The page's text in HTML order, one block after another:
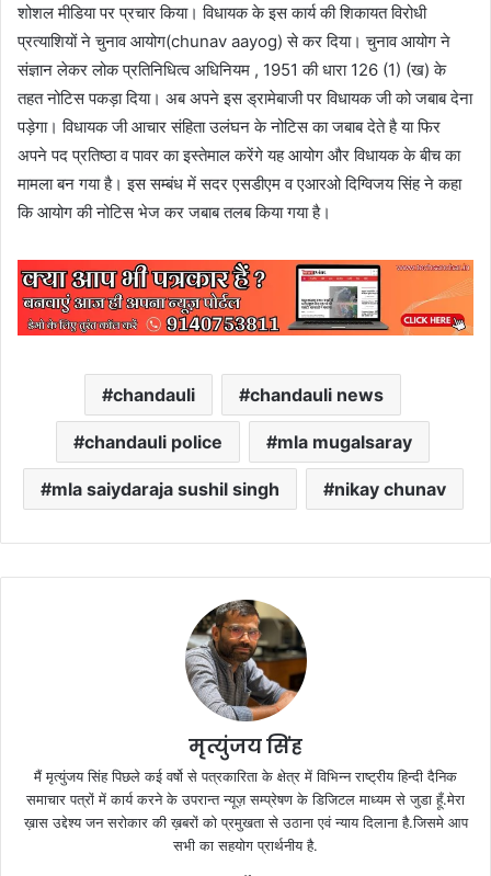
शोशल मीडिया पर प्रचार किया। विधायक के इस कार्य की शिकायत विरोधी
प्रत्याशियों ने चुनाव आयोग(chunav aayog) से कर दिया। चुनाव आयोग ने
संज्ञान लेकर लोक प्रतिनिधित्‍व अधिनियम , 1951 की धारा 126 (1) (ख) के
तहत नोटिस पकड़ा दिया। अब अपने इस ड्रामेबाजी पर विधायक जी को जबाब देना
पड़ेगा। विधायक जी आचार संहिता उलंघन के नोटिस का जबाब देते है या फिर
अपने पद प्रतिष्ठा व पावर का इस्तेमाल करेंगे यह आयोग और विधायक के बीच का
मामला बन गया है। इस सम्बंध में सदर एसडीएम व एआरओ दिग्विजय सिंह ने कहा
कि आयोग की नोटिस भेज कर जबाब तलब किया गया है।
chandauli chandauli news
chandauli police mla mugalsaray
mla saiydaraja sushil singh nikay chunav
मृत्युंजय सिंह
मैं मृत्युंजय सिंह पिछले कई वर्षो से पत्रकारिता के क्षेत्र में विभिन्न राष्ट्रीय हिन्दी दैनिक
समाचार पत्रों में कार्य करने के उपरान्त न्यूज़ सम्प्रेषण के डिजिटल माध्यम से जुडा हूँ.मेरा
ख़ास उद्देश्य जन सरोकार की ख़बरों को प्रमुखता से उठाना एवं न्याय दिलाना है.जिसमे आप
सभी का सहयोग प्रार्थनीय है.